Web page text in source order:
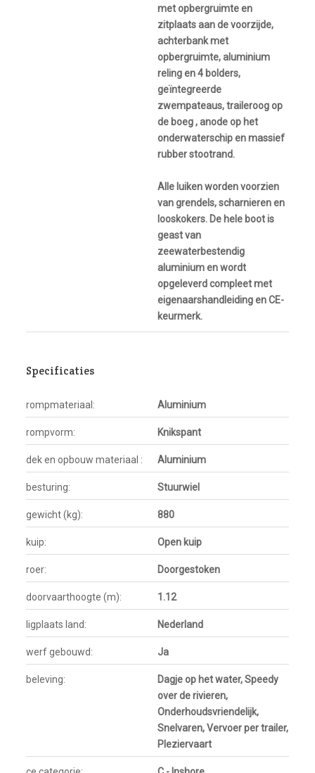
met opbergruimte en
zitplaats aan de voorzijde,
achterbank met
opbergruimte, aluminium
reling en 4 bolders,
geïntegreerde
zwempateaus, traileroog op
de boeg , anode op het
onderwaterschip en massief
rubber stootrand.
Alle luiken worden voorzien
van grendels, scharnieren en
looskokers. De hele boot is
geast van
zeewaterbestendig
aluminium en wordt
opgeleverd compleet met
eigenaarshandleiding en CE-
keurmerk.
Specificaties
rompmateriaal: Aluminium
rompvorm: Knikspant
dek en opbouw materiaal : Aluminium
besturing: Stuurwiel
gewicht (kg): 880
kuip: Open kuip
roer: Doorgestoken
doorvaarthoogte (m): 1.12
ligplaats land: Nederland
werf gebouwd: Ja
beleving:
Dagje op het water, Speedy
over de rivieren,
Onderhoudsvriendelijk,
Snelvaren, Vervoer per trailer,
Pleziervaart